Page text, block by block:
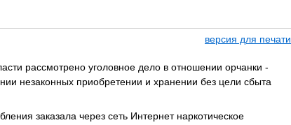
версия для печати
рассмотрено уголовное дело в отношении орчанки -
незаконных приобретении и хранении без цели сбыта
заказала через сеть Интернет наркотическое